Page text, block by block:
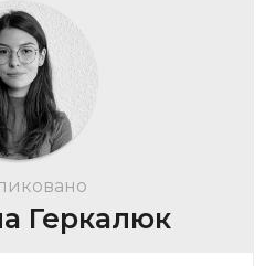
Геркалюк